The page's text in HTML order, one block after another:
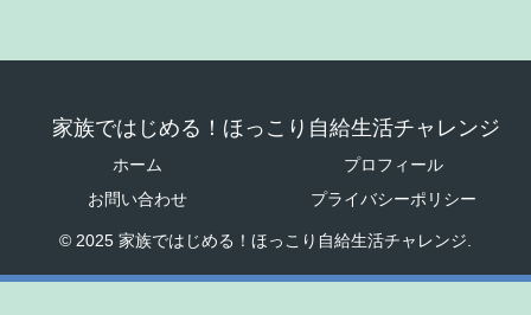
家族ではじめる！ほっこり自給生活チャレンジ
ホーム
プロフィール
お問い合わせ
プライバシーポリシー
© 2025 家族ではじめる！ほっこり自給生活チャレンジ.